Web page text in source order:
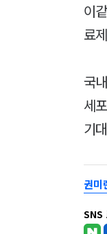
이
료
국
세
기
권미
SNS